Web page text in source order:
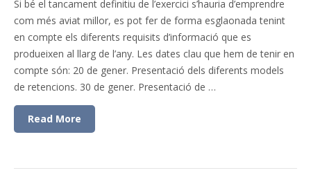
Si bé el tancament definitiu de l’exercici s’hauria d’emprendre
com més aviat millor, es pot fer de forma esglaonada tenint
en compte els diferents requisits d’informació que es
produeixen al llarg de l’any. Les dates clau que hem de tenir en
compte són: 20 de gener. Presentació dels diferents models
de retencions. 30 de gener. Presentació de …
Read More